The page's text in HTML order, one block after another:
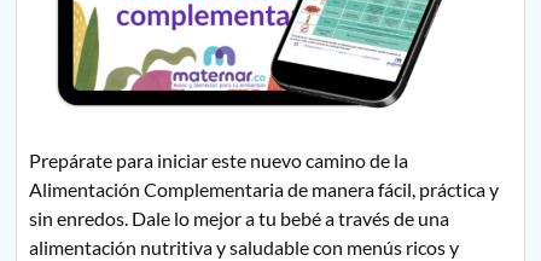
Prepárate para iniciar este nuevo camino de la
Alimentación Complementaria de manera fácil, práctica y
sin enredos. Dale lo mejor a tu bebé a través de una
alimentación nutritiva y saludable con menús ricos y